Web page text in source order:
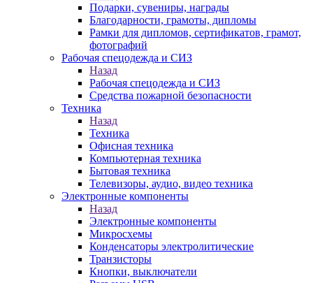
Подарки, сувениры, награды
Благодарности, грамоты, дипломы
Рамки для дипломов, сертификатов, грамот,
фотографий
Рабочая спецодежда и СИЗ
Назад
Рабочая спецодежда и СИЗ
Средства пожарной безопасности
Техника
Назад
Техника
Офисная техника
Компьютерная техника
Бытовая техника
Телевизоры, аудио, видео техника
Электронные компоненты
Назад
Электронные компоненты
Микросхемы
Конденсаторы электролитические
Транзисторы
Кнопки, выключатели